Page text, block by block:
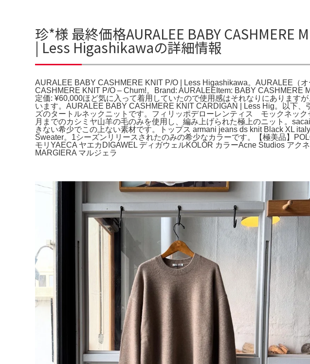
珍*様 最終価格AURALEE BABY CASHMERE
| Less Higashikawaの詳細情報
AURALEE BABY CASHMERE KNIT P/O | Less Higashikawa。AURALEE（
CASHMERE KNIT P/O – Chum!。Brand: AURALEEItem: BABY
定価: ¥60,000ほど気に入って着用していたので使用感はそれなりにあります
います。AURALEE BABY CASHMERE KNIT CARDIGAN | Less Hig。以下
ズのタートルネックニットです。フィリッポデローレンティス モックネッ
月までのカシミヤ山羊の毛のみを使用し、編み上げられた極上のニット。
きない希少でこの上ない素材です。トップス armani jeans ds knit Black XL
Sweater。1シーズンリリースされたのみの希少なカラーです。【極美品】
モリYAECA ヤエカDIGAWEL ディガウェルKOLOR カラーAcne Studios ア
MARGIERA マルジェラ